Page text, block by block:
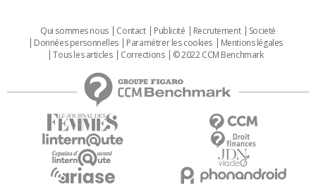
Qui sommes nous Contact Publicité Recrutement
Societé
Données personnelles
Paramétrer les cookies
Mentions légales
Tous les articles
Corrections © 2022 CCM Benchmark